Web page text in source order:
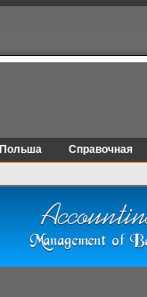
Польша Справочная